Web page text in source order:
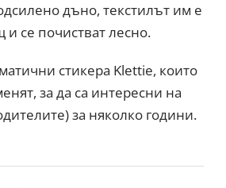
дъно, текстилът им е
се почистват лесно.
стикера Klettie, които
за да са интересни на
за няколко години.